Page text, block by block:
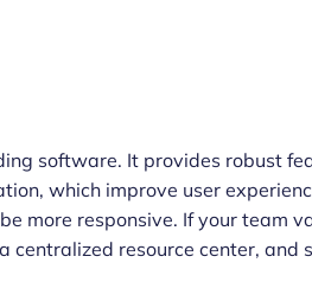
software. It provides robust
which improve user
more responsive. If your team
resource center, and